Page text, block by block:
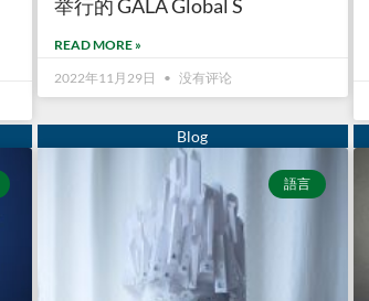
举行的 GALA Global S
READ MORE »
2022年11月29日
没有评论
語言